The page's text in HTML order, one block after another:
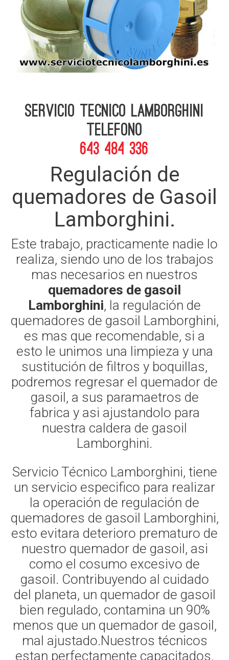
Servicio Tecnico Lamborghini
telefono
643 484 336
Regulación de
quemadores de Gasoil
Lamborghini.
Este trabajo, practicamente nadie lo
realiza, siendo uno de los trabajos
mas necesarios en nuestros
quemadores de gasoil
Lamborghini, la regulación de
quemadores de gasoil Lamborghini,
es mas que recomendable, si a
esto le unimos una limpieza y una
sustitución de filtros y boquillas,
podremos regresar el quemador de
gasoil, a sus paramaetros de
fabrica y asi ajustandolo para
nuestra caldera de gasoil
Lamborghini.
Servicio Técnico Lamborghini, tiene
un servicio especifico para realizar
la operación de regulación de
quemadores de gasoil Lamborghini,
esto evitara deterioro prematuro de
nuestro quemador de gasoil, asi
como el cosumo excesivo de
gasoil. Contribuyendo al cuidado
del planeta, un quemador de gasoil
bien regulado, contamina un 90%
menos que un quemador de gasoil,
mal ajustado.Nuestros técnicos
estan perfectamente capacitados,